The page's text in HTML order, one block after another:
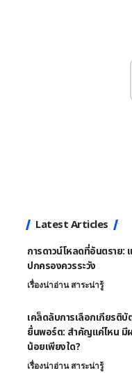
Latest Articles
การดาวน์โหลดที่อันตราย:
ปกครองควรระวัง
เรื่องน่าอ่าน สาระน่ารู้
เคล็ดลับการเลือกเกียรติ
ยื่นพอร์ต: สำคัญแค่ไหน มี
น้อยเพียงใด?
เรื่องน่าอ่าน สาระน่ารู้